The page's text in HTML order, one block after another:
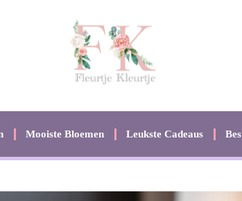
Mooiste Bloemen Leukste Cadeaus